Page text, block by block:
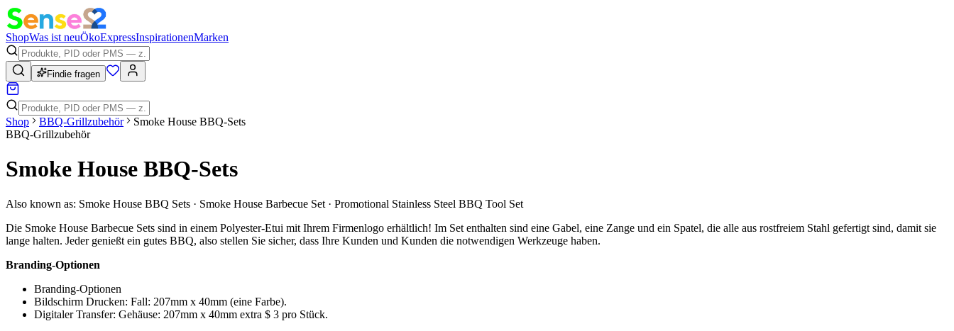
ShopWas ist neuÖkoExpressInspirationenMarken
Findie fragen
Shop BBQ-Grillzubehör
Smoke House BBQ-Sets
BBQ-Grillzubehör
Smoke House BBQ-Sets
Also known as: Smoke House BBQ Sets · Smoke House Barbecue Set · Promotional Stainless Steel BBQ Tool Set
Die Smoke House Barbecue Sets sind in einem Polyester-Etui mit Ihrem Firmenlogo erhältlich! Im Set enthalten sind eine Gabel, eine Zange und ein Spatel, die alle aus rostfreiem Stahl gefertigt sind, damit sie
lange halten. Jeder genießt ein gutes BBQ, also stellen Sie sicher, dass Ihre Kunden und Kunden die notwendigen Werkzeuge haben.
Branding-Optionen
Branding-Optionen
Bildschirm Drucken: Fall: 207mm x 40mm (eine Farbe).
Digitaler Transfer: Gehäuse: 207mm x 40mm extra $ 3 pro Stück.